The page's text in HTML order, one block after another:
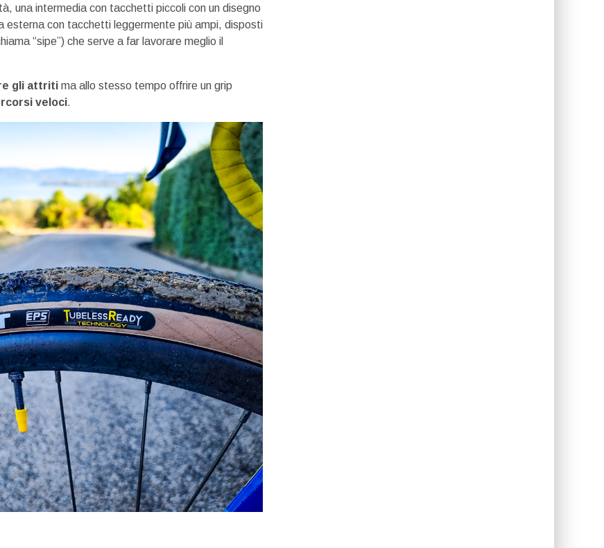
una intermedia con tacchetti piccoli con un disegno
esterna con tacchetti leggermente più ampi, disposti
“sipe”) che serve a far lavorare meglio il
gli attriti ma allo stesso tempo offrire un grip
veloci.